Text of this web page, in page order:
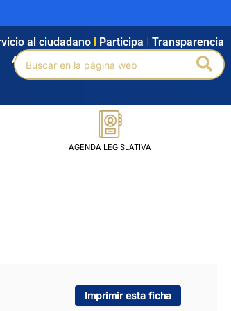
Agendamiento Intranet Búsqueda avanzada
al ciudadano Participa Transparencia
Buscar
por:
AGENDA LEGISLATIVA
Imprimir esta ficha